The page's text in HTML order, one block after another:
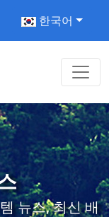
한국어
뉴스, 최신 배